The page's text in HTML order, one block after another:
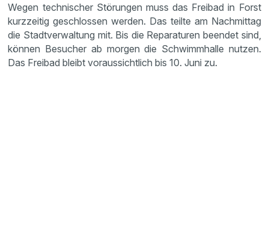
Wegen technischer Störungen muss das Freibad in Forst
kurzzeitig geschlossen werden. Das teilte am Nachmittag
die Stadtverwaltung mit. Bis die Reparaturen beendet sind,
können Besucher ab morgen die Schwimmhalle nutzen.
Das Freibad bleibt voraussichtlich bis 10. Juni zu.